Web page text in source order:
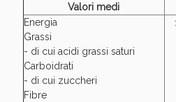
Valori medi
Energia
Grassi
- di cui acidi grassi saturi
Carboidrati
- di cui zuccheri
Fibre